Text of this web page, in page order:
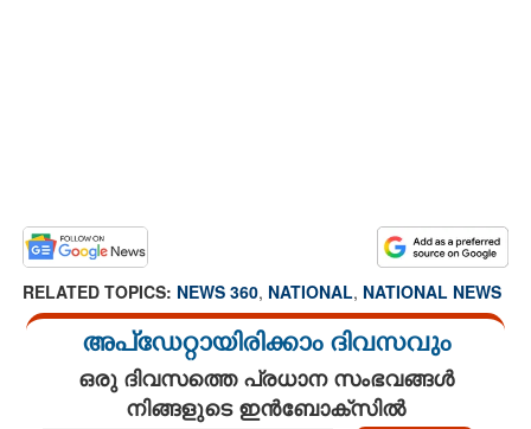
RELATED TOPICS: NEWS 360, NATIONAL, NATIONAL NEWS
അപ്ഡേറ്റായിരിക്കാം ദിവസവും
ഒരു ദിവസത്തെ പ്രധാന സംഭവങ്ങൾ
നിങ്ങളുടെ ഇൻബോക്സിൽ